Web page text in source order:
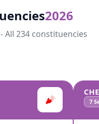
2026
All 234 constituencies
7